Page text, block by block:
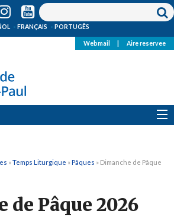
FRANÇAIS PORTUGÊS
Webmail Aire reservee
»Temps Liturgique »Pâques » Dimanche de Pâque
de Pâque 2026